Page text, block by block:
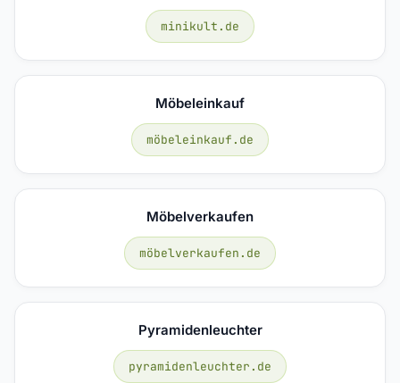
minikult.de
Möbeleinkauf
möbeleinkauf.de
Möbelverkaufen
möbelverkaufen.de
Pyramidenleuchter
pyramidenleuchter.de